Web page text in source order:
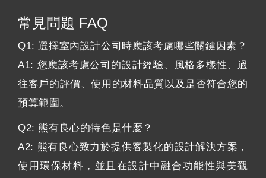
常見問題 FAQ
Q1: 選擇室內設計公司時應該考慮哪些關鍵因素？
A1: 您應該考慮公司的設計經驗、風格多樣性、過
往客戶的評價、使用的材料品質以及是否符合您的
預算範圍。
Q2: 熊有良心的特色是什麼？
A2: 熊有良心致力於提供客製化的設計解決方案，
使用環保材料，並且在設計中融合功能性與美觀